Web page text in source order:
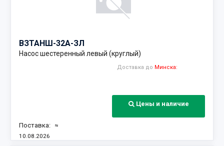
ВЗТАНШ-32А-ЗЛ
Насос шестеренный левый (круглый)
Доставка до Минска:
Цены и наличие
Поставка: ≈
10.08.2026